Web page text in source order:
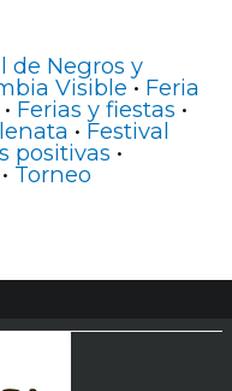
de Negros y
Visible• Feria
• Ferias y fiestas •
• Festival
positivas •
• Torneo